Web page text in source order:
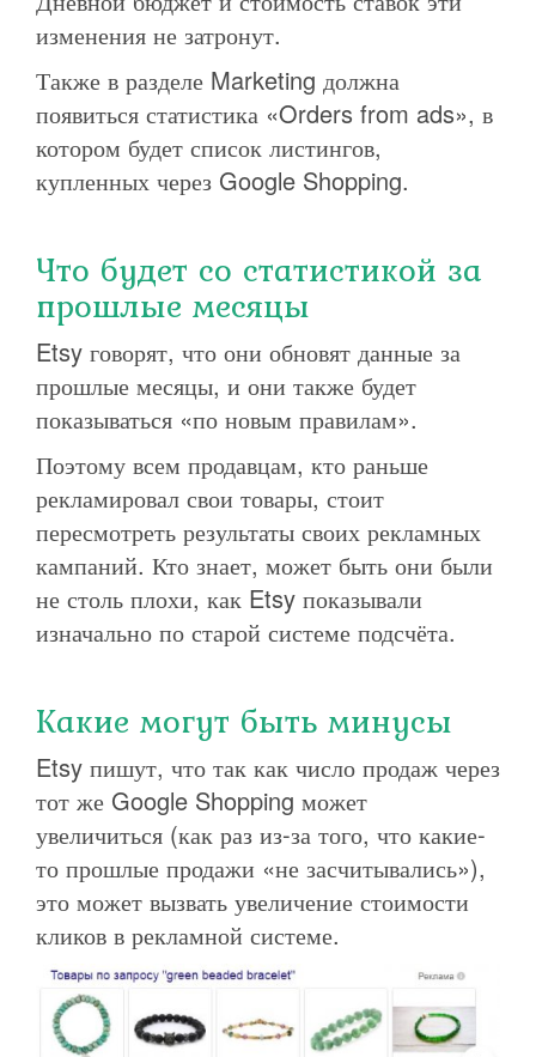
изменения не затронут.
Также в разделе Marketing должна
появиться статистика «Orders from ads», в
котором будет список листингов,
купленных через Google Shopping.
Что будет со статистикой за
прошлые месяцы
Etsy говорят, что они обновят данные за
прошлые месяцы, и они также будет
показываться «по новым правилам».
Поэтому всем продавцам, кто раньше
рекламировал свои товары, стоит
пересмотреть результаты своих рекламных
кампаний. Кто знает, может быть они были
не столь плохи, как Etsy показывали
изначально по старой системе подсчёта.
Какие могут быть минусы
Etsy пишут, что так как число продаж через
тот же Google Shopping может
увеличиться (как раз из-за того, что какие-
то прошлые продажи «не засчитывались»),
это может вызвать увеличение стоимости
кликов в рекламной системе.